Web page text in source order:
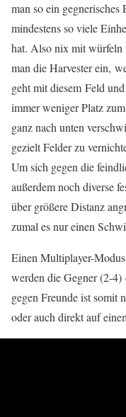
man so ein
mindestens so viele
hat. Alsonix mit würfeln
man dieHarvesterein,
geht mit diesem Feld
immer weniger Platz
ganz nach unten
gezielt Felder zu
Um sich gegen die
außerdemnoch diverse
über größere Distanz
zumal es nur einen
Einen Multiplayer-
werden die Gegner (2-
gegen Freunde ist somit
oder auch direkt auf